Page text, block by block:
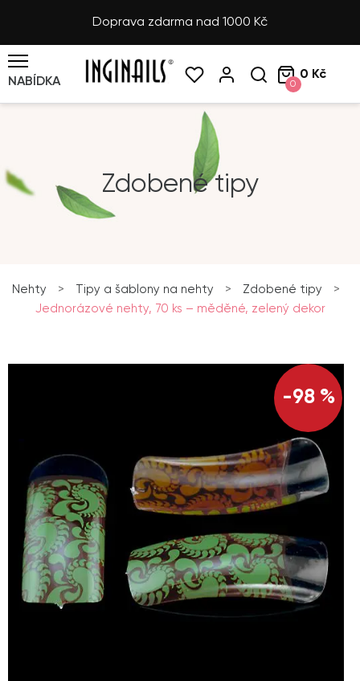
Doprava zdarma nad 1000 Kč
NABÍDKA 0
0 Kč
Zdobené tipy
Nehty > Tipy a šablony na nehty > Zdobené tipy
>
Jednorázové nehty, 70 ks – měděné, zelený dekor
-98 %